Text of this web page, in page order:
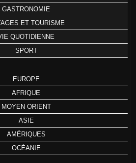
GASTRONOMIE
ET TOURISME
QUOTIDIENNE
SPORT
EUROPE
AFRIQUE
MOYEN ORIENT
ASIE
AMÉRIQUES
OCÉANIE